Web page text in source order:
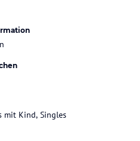
mit Kind, Singles